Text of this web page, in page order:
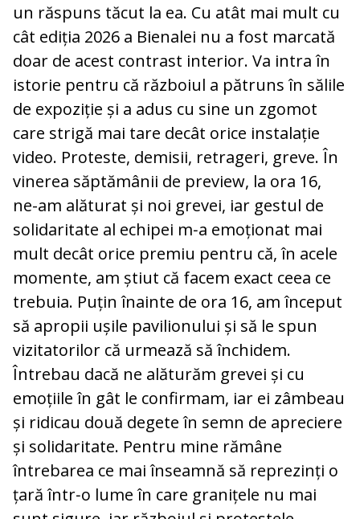
un răspuns tăcut la ea. Cu atât mai mult cu
cât ediția 2026 a Bienalei nu a fost marcată
doar de acest contrast interior. Va intra în
istorie pentru că războiul a pătruns în sălile
de expoziție și a adus cu sine un zgomot
care strigă mai tare decât orice instalație
video. Proteste, demisii, retrageri, greve. În
vinerea săptămânii de preview, la ora 16,
ne-am alăturat și noi grevei, iar gestul de
solidaritate al echipei m‑a emoționat mai
mult decât orice premiu pentru că, în acele
momente, am știut că facem exact ceea ce
trebuia. Puțin înainte de ora 16, am început
să apropii ușile pavilionului și să le spun
vizitatorilor că urmează să închidem.
Întrebau dacă ne alăturăm grevei și cu
emoțiile în gât le confirmam, iar ei zâmbeau
și ridicau două degete în semn de apreciere
și solidaritate. Pentru mine rămâne
întrebarea ce mai înseamnă să reprezinți o
țară într‑o lume în care granițele nu mai